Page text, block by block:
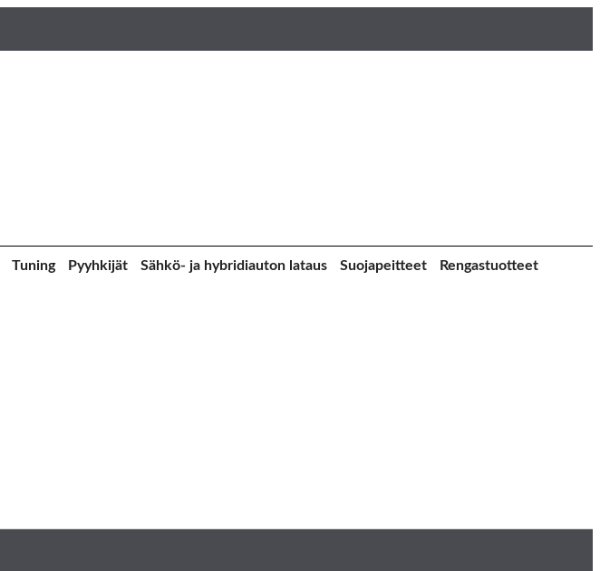
Tuning Pyyhkijät Sähkö- ja hybridiauton lataus Suojapeitteet
Rengastuotteet